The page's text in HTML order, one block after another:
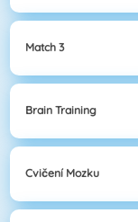
Match 3
Brain Training
Cvičení Mozku